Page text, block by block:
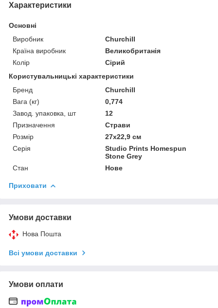
Характеристики
Основні
Виробник
Churchill
Країна виробник
Великобританія
Колір
Сірий
Користувальницькі характеристики
Бренд
Churchill
Вага (кг)
0,774
Завод. упаковка, шт
12
Призначення
Страви
Розмір
27х22,9 см
Серія
Studio Prints Homespun
Stone Grey
Стан
Нове
Приховати
Умови доставки
Нова Пошта
Всі умови доставки
Умови оплати